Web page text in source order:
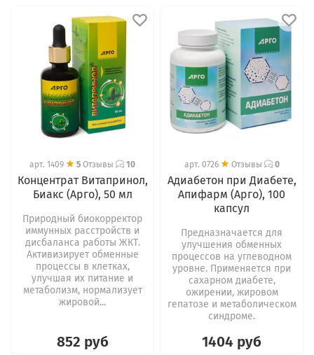
арт. 1409 5 Отзывы 10
Концентрат Витапринол,
Биакс (Арго), 50 мл
Природный биокорректор
иммунных расстройств и
дисбаланса работы ЖКТ.
Активизирует обменные
процессы в клетках,
улучшая их питание и
метаболизм, нормализует
жировой...
852 руб
арт. 0726 Отзывы 0
Адиабетон при Диабете,
Апифарм (Арго), 100
капсул
Предназначается для
улучшения обменных
процессов на углеводном
уровне. Применяется при
сахарном диабете,
ожирении, жировом
гепатозе и метаболическом
синдроме.
1404 руб